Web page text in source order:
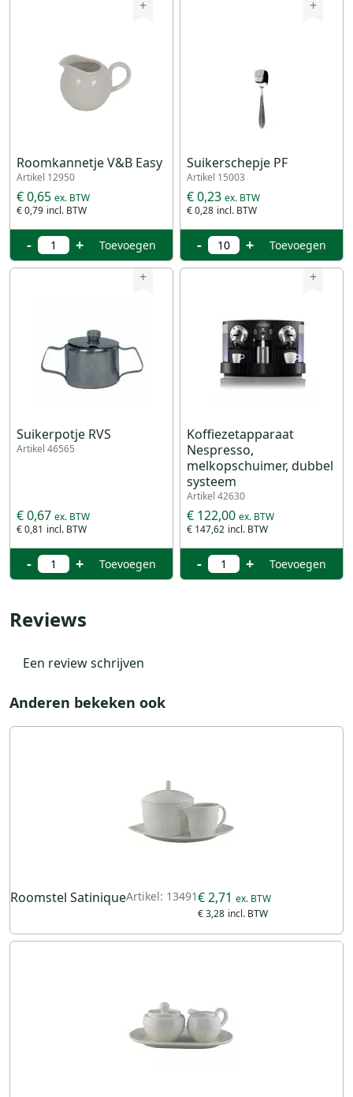
+
Roomkannetje V&B Easy
Artikel 12950
€ 0,79
€ 0,65
- + Toevoegen
+
Suikerschepje PF
Artikel 15003
€ 0,28
€ 0,23
- + Toevoegen
+
Suikerpotje RVS
Artikel 46565
€ 0,81
€ 0,67
- + Toevoegen
+
Koffiezetapparaat
Nespresso,
melkopschuimer, dubbel
systeem
Artikel 42630
€ 147,62
€ 122,00
- + Toevoegen
Reviews
Een review schrijven
Anderen bekeken ook
Roomstel SatiniqueArtikel: 13491
€ 3,28
€ 2,71